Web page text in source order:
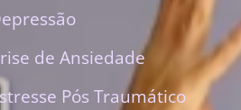
de Ansiedade
Pós Traumático